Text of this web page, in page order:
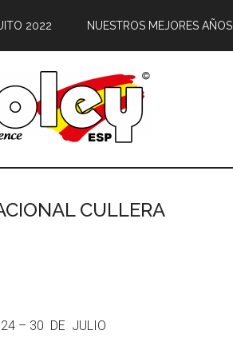
2022 NUESTROS MEJORES AÑOS
CULLERA
– 30 DE JULIO